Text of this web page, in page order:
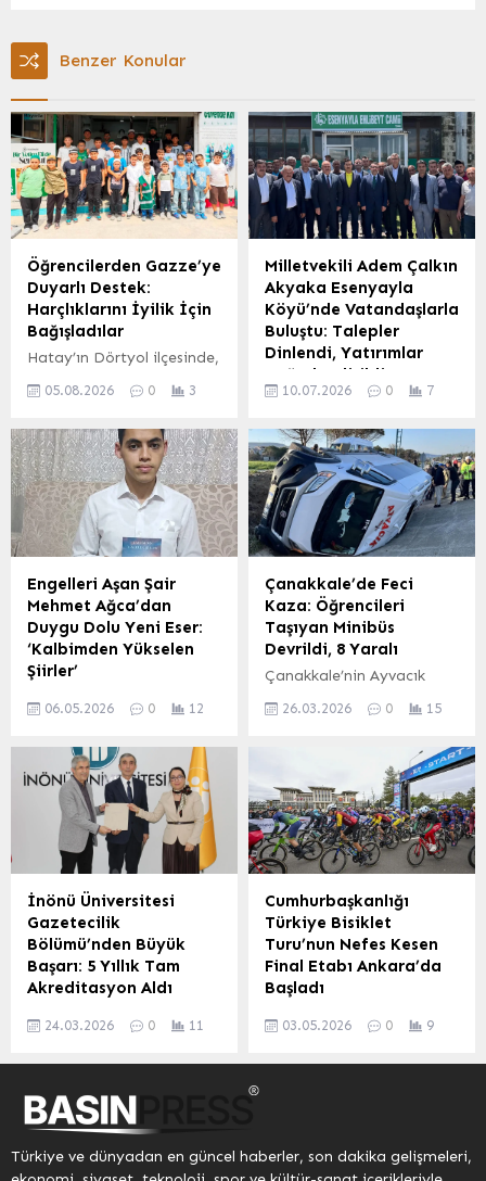
Benzer Konular
Öğrencilerden Gazze’ye
Duyarlı Destek:
Harçlıklarını İyilik İçin
Bağışladılar
Hatay’ın Dörtyol ilçesinde,
ihtiyaç sahipleri için
başlattı. İlçe Müftülüğü’ne
bağlı Kur’an kursu
öğrencileri, topladıkları
yardımları Dörtyol Nezir
Derneği Temsilciliği’ne
ulaştırdı. Bu davranış,
küçük yaşta kazanılan
paylaşma, yardımlaşma
ve kardeşlik bilincinin en
güzel örneklerinden biri
olarak öne çıktı. Kur’an
kursu yetkilileri,
öğrencilerin Gazze’de
05.08.2026 0 3
Milletvekili Adem Çalkın
Akyaka Esenyayla
Köyü’nde Vatandaşlarla
Buluştu: Talepler
Dinlendi, Yatırımlar
Değerlendirildi
Kars’ın Akyaka ilçesine
Milletvekili Adem Çalkın ve
beraberindeki heyet, köy
sakinleriyle bir araya
geldi. Gerçekleştirilen
ziyarette, vatandaşların
talep ve önerileri samimi
bir ortamda dinlendi.
Buluşmada, bölgenin
mevcut ihtiyaçları, devam
eden yatırımlar ve
gelecekte hayata
geçirilmesi planlanan
projeler üzerine kapsamlı
Milletvekili Adem Çalkın,
vatandaşlarla düzenli
olarak...
10.07.2026 0 7
Engelleri Aşan Şair
Mehmet Ağca’dan
Duygu Dolu Yeni Eser:
‘Kalbimden Yükselen
Şiirler’
şair Mehmet Ağca, üçüncü
karşısına çıktı. Daha
önceki çalışmaları ‘Sessiz
Düşler’ ve ‘Engelsiz
Ruhunun Şiirleri’ ile
adından söz ettiren Ağca,
yeni eseri ‘Kalbimden
Yükselen Şiirler’ ile duygu
yüklü dizelerini bir araya
getirdi. Kitap, şairin iç
dünyasını, hayat
deneyimlerini ve kalbinde
biriktirdiği derin duyguları
samimi...
06.05.2026 0 12
Çanakkale’de Feci
Kaza: Öğrencileri
Taşıyan Minibüs
Devrildi, 8 Yaralı
Çanakkale’nin Ayvacık
Yaralı Çanakkale’nin
meydana gelen trafik
kazasında, öğrencileri
taşıyan bir minibüsün
devrilmesi sonucu 8 kişi
yaralandı. Kaza, Ayvacık
ilçesinden Çanakkale
istikametine seyreden
Birol G. yönetimindeki
minibüsün, Güzelyalı
köyünden ana yola çıkış
yapan Belma G.
idaresindeki SUV tipi
araçla çarpışmasıyla
Anı...
26.03.2026 0 15
İnönü Üniversitesi
Gazetecilik
Bölümü’nden Büyük
Başarı: 5 Yıllık Tam
Akreditasyon Aldı
Üniversitesi Gazetecilik
(İLAD) tarafından
yürütülen akreditasyon
olan 5 yıllık tam
24.03.2026 0 11
Cumhurbaşkanlığı
Türkiye Bisiklet
Turu’nun Nefes Kesen
Final Etabı Ankara’da
Başladı
Cumhurbaşkanlığı Türkiye
Külliyesi’nin görkemli
03.05.2026 0 9
Türkiye ve dünyadan en güncel haberler, son dakika gelişmeleri,